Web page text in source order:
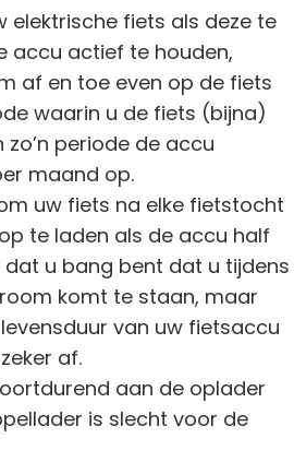
elektrische fiets als deze te
accu actief te houden,
af en toe even op de fiets
waarin u de fiets (bijna)
zo’n periode de accu
maand op.
uw fiets na elke fietstocht
te laden als de accu half
dat u bang bent dat u tijdens
komt te staan, maar
van uw fietsaccu
af.
aan de oplader
is slecht voor de